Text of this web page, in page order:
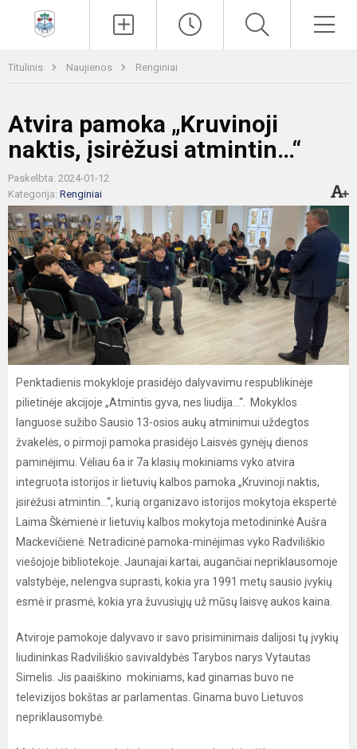
Titulinis Naujienos Renginiai
Atvira pamoka „Kruvinoji
naktis, įsirėžusi atmintin…“
Paskelbta: 2024-01-12
Kategorija: Renginiai
Penktadienis mokykloje prasidėjo dalyvavimu respublikinėje
pilietinėje akcijoje „Atmintis gyva, nes liudija…“. Mokyklos
languose sužibo Sausio 13-osios aukų atminimui uždegtos
žvakelės, o pirmoji pamoka prasidėjo Laisvės gynėjų dienos
paminėjimu. Vėliau 6a ir 7a klasių mokiniams vyko atvira
integruota istorijos ir lietuvių kalbos pamoka „Kruvinoji naktis,
įsirėžusi atmintin…“, kurią organizavo istorijos mokytoja ekspertė
Laima Škėmienė ir lietuvių kalbos mokytoja metodininkė Aušra
Mackevičienė. Netradicinė pamoka-minėjimas vyko Radviliškio
viešojoje bibliotekoje. Jaunajai kartai, augančiai nepriklausomoje
valstybėje, nelengva suprasti, kokia yra 1991 metų sausio įvykių
esmė ir prasmė, kokia yra žuvusiųjų už mūsų laisvę aukos kaina.
Atviroje pamokoje dalyvavo ir savo prisiminimais dalijosi tų įvykių
liudininkas Radviliškio savivaldybės Tarybos narys Vytautas
Simelis. Jis paaiškino mokiniams, kad ginamas buvo ne
televizijos bokštas ar parlamentas. Ginama buvo Lietuvos
nepriklausomybė.